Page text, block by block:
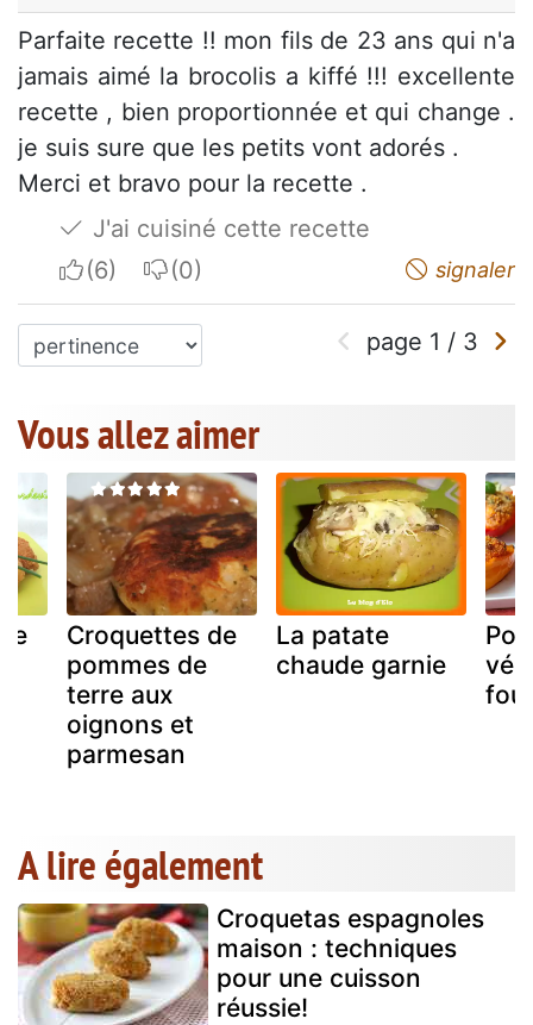
Parfaite recette !! mon fils de 23 ans qui n'a
jamais aimé la brocolis a kiffé !!! excellente
recette , bien proportionnée et qui change .
je suis sure que les petits vont adorés .
Merci et bravo pour la recette .
J'ai cuisiné cette recette
I apreciateI do not appreciate signaler
page 1 / 3
Vous allez aimer
Croquettes de
pommes de
terre aux
oignons et
parmesan
La patate
chaude garnie
four
A lire également
Croquetas espagnoles
maison : techniques
pour une cuisson
réussie!